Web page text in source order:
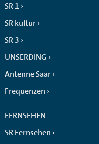
SR 1
SR kultur
SR 3
UNSERDING
Antenne Saar
Frequenzen
FERNSEHEN
SR Fernsehen